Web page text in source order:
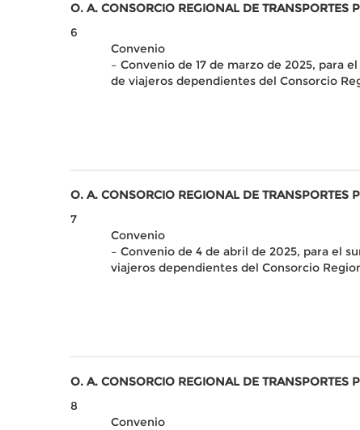
O. A. CONSORCIO REGIONAL DE TRANSPORTES
6
Convenio
– Convenio de 17 de marzo de 2025, para
de viajeros dependientes del Consorcio
O. A. CONSORCIO REGIONAL DE TRANSPORTES
7
Convenio
– Convenio de 4 de abril de 2025, para el
viajeros dependientes del Consorcio
O. A. CONSORCIO REGIONAL DE TRANSPORTES
8
Convenio